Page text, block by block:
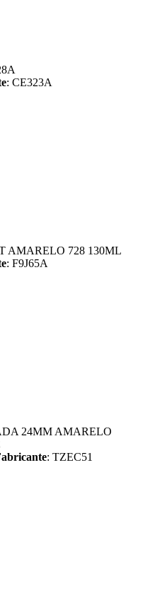
: CE323A
AMARELO 728 130ML
: F9J65A
24MM AMARELO
: TZEC51